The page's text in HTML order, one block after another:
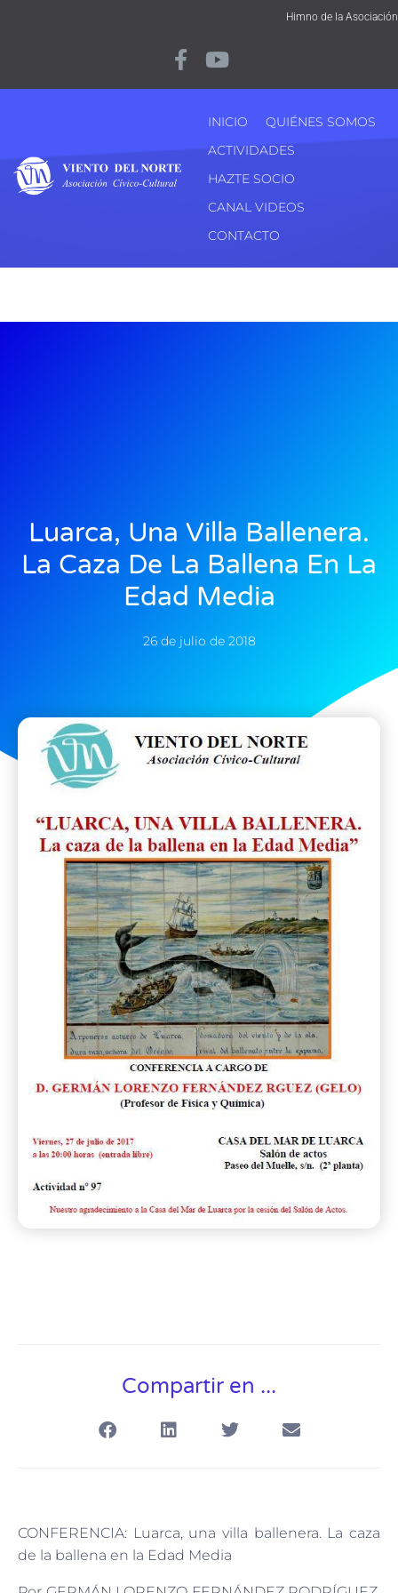
Himno de la Asociación
INICIO
QUIÉNES SOMOS
ACTIVIDADES
HAZTE SOCIO
CANAL VIDEOS
CONTACTO
Luarca, Una Villa Ballenera.
La Caza De La Ballena En La
Edad Media
26 de julio de 2018
Compartir en ...
CONFERENCIA: Luarca, una villa ballenera. La caza
de la ballena en la Edad Media